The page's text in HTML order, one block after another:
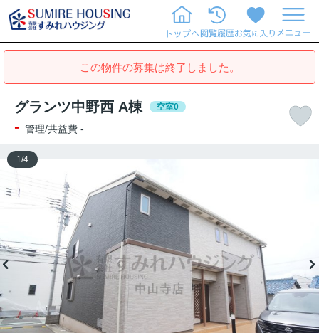
この物件の募集は終了しました。
グランツ中野西 A棟 空室0
- 管理/共益費 -
1 /4